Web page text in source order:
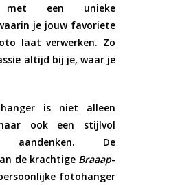
met een unieke
je jouw favoriete
laat verwerken. Zo
altijd bij je, waar je
is niet alleen
ook een stijlvol
aandenken. De
de krachtige Braaap-
fotohanger